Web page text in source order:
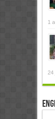
1
24